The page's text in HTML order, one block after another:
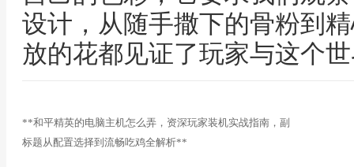
设计，从随手撒下的骨粉到
放的花都见证了玩家与这个
**和平精英的电脑主机怎么弄，资深玩家装机实战指南，副
标题从配置选择到流畅吃鸡全解析**